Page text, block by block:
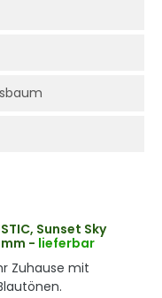
Sunset Sky
- lieferbar
Zuhause mit